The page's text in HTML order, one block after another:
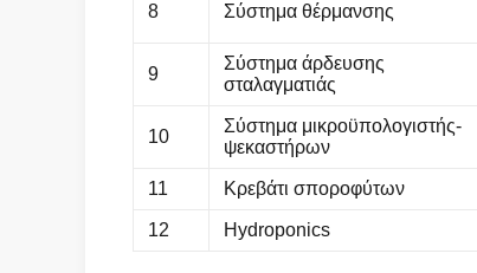
8 Σύστημα θέρμανσης
9
Σύστημα άρδευσης
σταλαγματιάς
10
Σύστημα μικροϋπολογιστής-
ψεκαστήρων
11 Κρεβάτι σποροφύτων
12 Hydroponics